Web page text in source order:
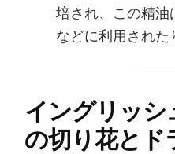
培され、この精油
などに利用された
イングリッシ
の切り花とド